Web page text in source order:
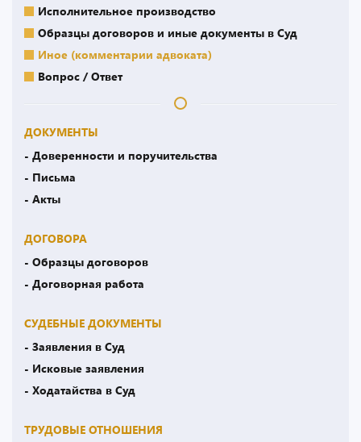
Исполнительное производство
Образцы договоров и иные документы в Суд
Иное (комментарии адвоката)
Вопрос / Ответ
ДОКУМЕНТЫ
- Доверенности и поручительства
- Письма
- Акты
ДОГОВОРА
- Образцы договоров
- Договорная работа
СУДЕБНЫЕ ДОКУМЕНТЫ
- Заявления в Суд
- Исковые заявления
- Ходатайства в Суд
ТРУДОВЫЕ ОТНОШЕНИЯ